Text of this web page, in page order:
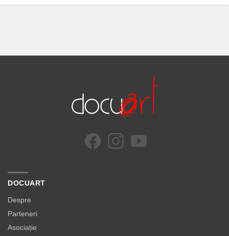
DOCUART
Despre
Parteneri
Asociație